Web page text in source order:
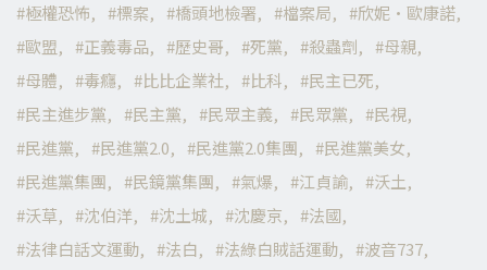
極權恐怖
標案 橋頭地檢署 檔案局
欣妮·歐康諾
歐盟
正義毒品 歷史哥 死黨 殺蟲劑
母親
母體
毒癮 比比企業社 比科
民主已死
民主進步黨
民主黨 民眾主義 民眾黨
民視
民進黨
民進黨2.0 民進黨2.0集團
民進黨美女
民進黨集團
民鏡黨集團 氣爆 江貞諭
沃土
沃草
沈伯洋 沈土城 沈慶京
法國
法律白話文運動
法白 法綠白賊話運動
波音737